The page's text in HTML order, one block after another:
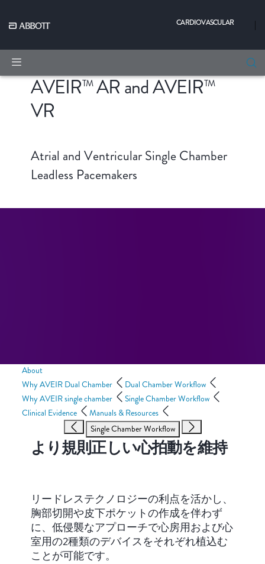
CARDIOVASCULAR |
AVEIRTMAR and AVEIRTM
VR
Atrial and Ventricular Single Chamber
Leadless Pacemakers
About
Why AVEIR Dual Chamber
Dual Chamber Workflow
Why AVEIR single chamber
Single Chamber Workflow
Clinical Evidence
Manuals & Resources
Single Chamber Workflow
より規則正しい心拍動を維持
リードレステクノロジーの利点を活かし、
胸部切開や皮下ポケットの作成を伴わず
に、低侵襲なアプローチで心房用および心
室用の2種類のデバイスをそれぞれ植込む
ことが可能です。